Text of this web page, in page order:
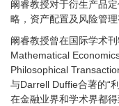
阚睿教授对于衍生产品
略，资产配置及风险管
阚睿教授曾在国际学术
Mathematical
Philosophical
与Darrell Duffie合著的“
在金融业界和学术界都得